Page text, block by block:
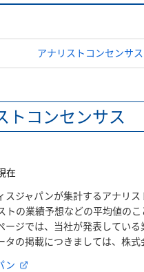
アナリストコンセンサス
トコンセンサス
在
スジャパンが集計するアナリ
トの業績予想などの平均値の
ージでは、当社が発表してい
タの掲載につきましては、株
ン